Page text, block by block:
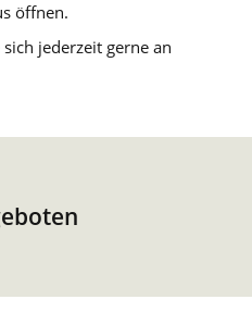
öffnen.
jederzeit gerne an